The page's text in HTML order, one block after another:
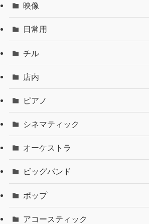
映像
日常用
チル
店内
ピアノ
シネマティック
オーケストラ
ビッグバンド
ポップ
アコースティック